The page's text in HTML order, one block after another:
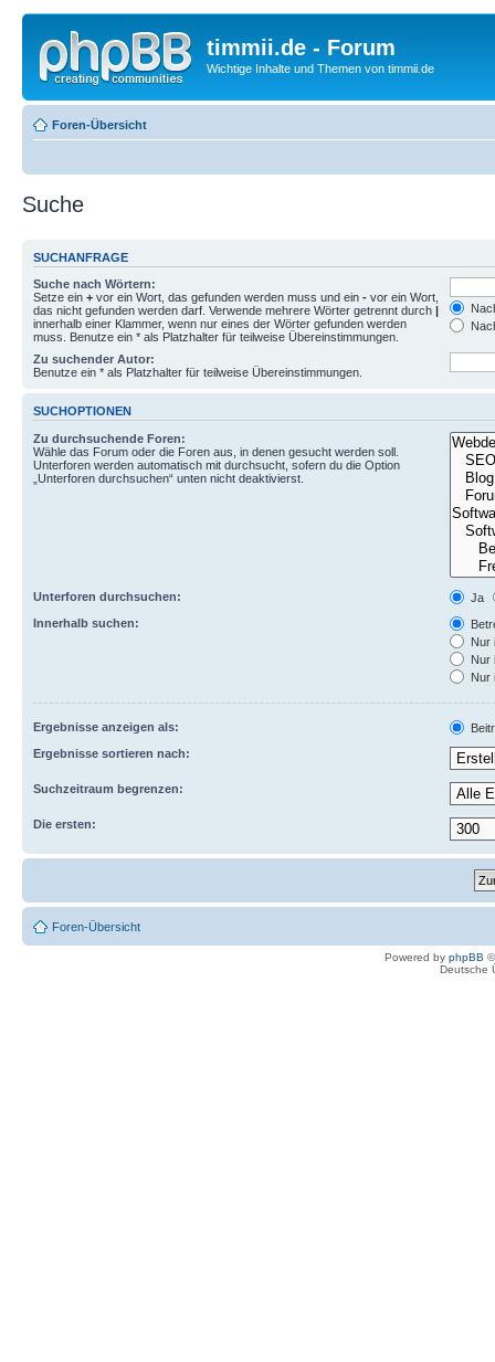
timmii.de - Forum
Wichtige Inhalte und Themen von timmii.de
Foren-Übersicht
Suche
SUCHANFRAGE
Suche nach Wörtern:
Setze ein + vor ein Wort, das gefunden werden muss und ein - vor ein Wort,
das nicht gefunden werden darf. Verwende mehrere Wörter getrennt durch |
innerhalb einer Klammer, wenn nur eines der Wörter gefunden werden
muss. Benutze ein * als Platzhalter für teilweise Übereinstimmungen.
Zu suchender Autor:
Benutze ein * als Platzhalter für teilweise Übereinstimmungen.
SUCHOPTIONEN
Zu durchsuchende Foren:
Wähle das Forum oder die Foren aus, in denen gesucht werden soll.
Unterforen werden automatisch mit durchsucht, sofern du die Option
„Unterforen durchsuchen“ unten nicht deaktivierst.
Unterforen durchsuchen:
Ja
Innerhalb suchen:
Nur
Nur
Nur
Ergebnisse anzeigen als:
Ergebnisse sortieren nach:
Suchzeitraum begrenzen:
Die ersten:
Foren-Übersicht
Powered by phpBB
Deutsche